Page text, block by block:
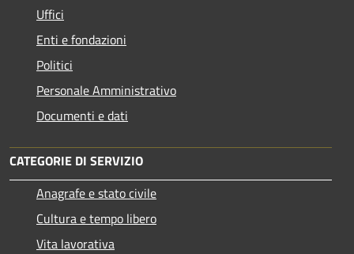
Uffici
Enti e fondazioni
Politici
Personale Amministrativo
Documenti e dati
CATEGORIE DI SERVIZIO
Anagrafe e stato civile
Cultura e tempo libero
Vita lavorativa